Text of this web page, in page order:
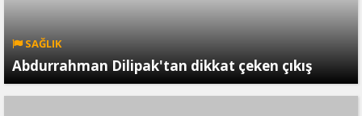
SAĞLIK
Abdurrahman Dilipak'tan dikkat çeken çıkış